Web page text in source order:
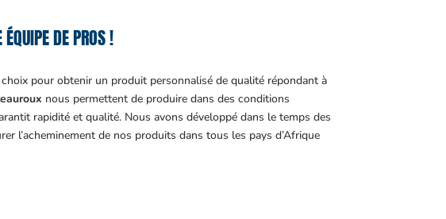
DE PROS !
pour obtenir un produit personnalisé de qualité répondant à
nous permettent de produire dans des conditions
rapidité et qualité. Nous avons développé dans le temps des
l’acheminement de nos produits dans tous les pays d’Afrique